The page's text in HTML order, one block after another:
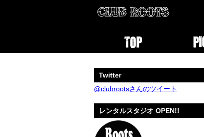
Twitter
@clubrootsさんのツイート
レンタルスタジオ OPEN!!